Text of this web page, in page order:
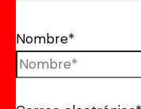
Nombre*